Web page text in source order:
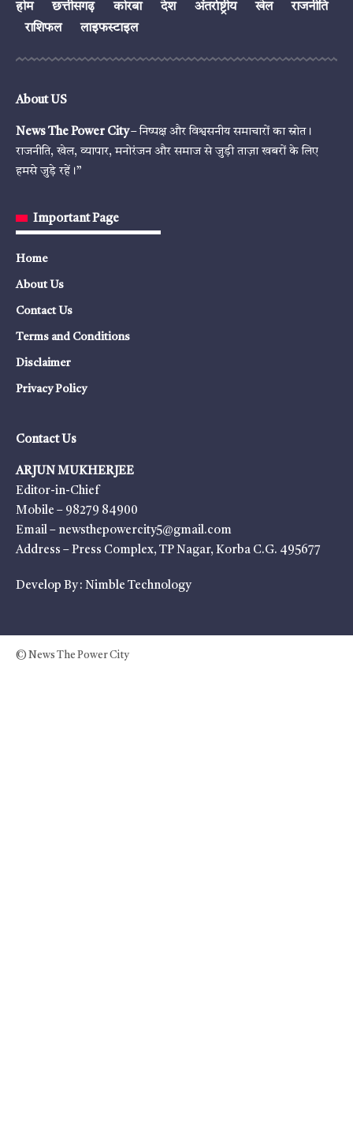
होम छत्तीसगढ़ कोरबा देश अंतर्राष्ट्रीय खेल
राजनीति
राशिफल
लाइफस्टाइल
About US
News The Power City– निष्पक्ष और विश्वसनीय समाचारों का स्रोत।
राजनीति, खेल, व्यापार, मनोरंजन और समाज से जुड़ी ताज़ा खबरों के लिए
हमसे जुड़े रहें।”
Important Page
Home
About Us
Contact Us
Terms and Conditions
Disclaimer
Privacy Policy
Contact Us
ARJUN MUKHERJEE
Editor-in-Chief
Mobile – 98279 84900
Email – newsthepowercity5@gmail.com
Address – Press Complex, TP Nagar, Korba C.G. 495677
Develop By : Nimble Technology
© News The Power City